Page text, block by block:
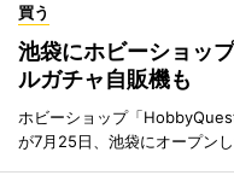
買う
池袋にホビーショッ
ルガチャ自販機も
ホビーショップ「
が7月25日、池袋にオープンし